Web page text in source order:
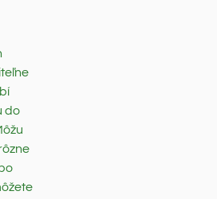
do